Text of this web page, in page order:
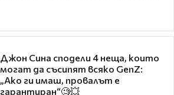
Джон Сина сподели 4 неща, които
могат да съсипят всяко GenZ:
„Ако ги имаш, провалът е
гарантиран“🧐💥